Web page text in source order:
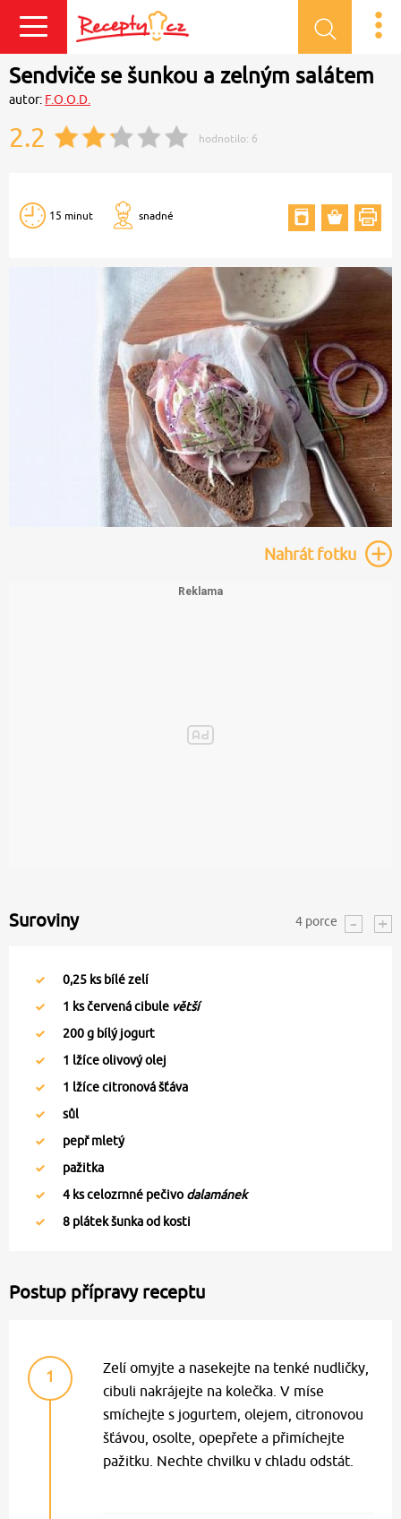
Přihlásit se
Sendviče se šunkou a zelným salátem
autor: F.O.O.D.
2.2 hodnotilo: 6
15 minut snadné
Nahrátfotku
Suroviny 4 porce
0,25 ks bílé zelí
1 ks červená cibule větší
200g bílý jogurt
1 lžíce olivový olej
1 lžíce citronová šťáva
sůl
pepř mletý
pažitka
4 ks celozrnné pečivo dalamánek
8 plátek šunka od kosti
Postup přípravy receptu
1
Zelí omyjte a nasekejte na tenké nudličky,
cibuli nakrájejte na kolečka. V míse
smíchejte s jogurtem, olejem, citronovou
šťávou, osolte, opepřete a přimíchejte
pažitku. Nechte chvilku v chladu odstát.